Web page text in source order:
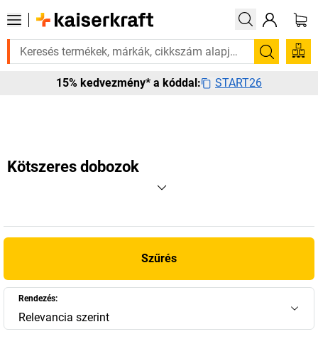
rá? Válogatott bestseller termékeinket 3–4 munkanapon belül
Keresés
15% kedvezmény* a kóddal: START26
Kötszeres dobozok
Szűrés
Rendezés:
Relevancia szerint